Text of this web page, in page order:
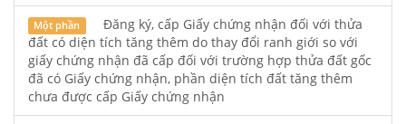
Một phần
Đăng ký, cấp Giấy chứng nhận đối với thửa
đất có diện tích tăng thêm do thay đổi ranh giới so với
giấy chứng nhận đã cấp đối với trường hợp thửa đất gốc
đã có Giấy chứng nhận, phần diện tích đất tăng thêm
chưa được cấp Giấy chứng nhận